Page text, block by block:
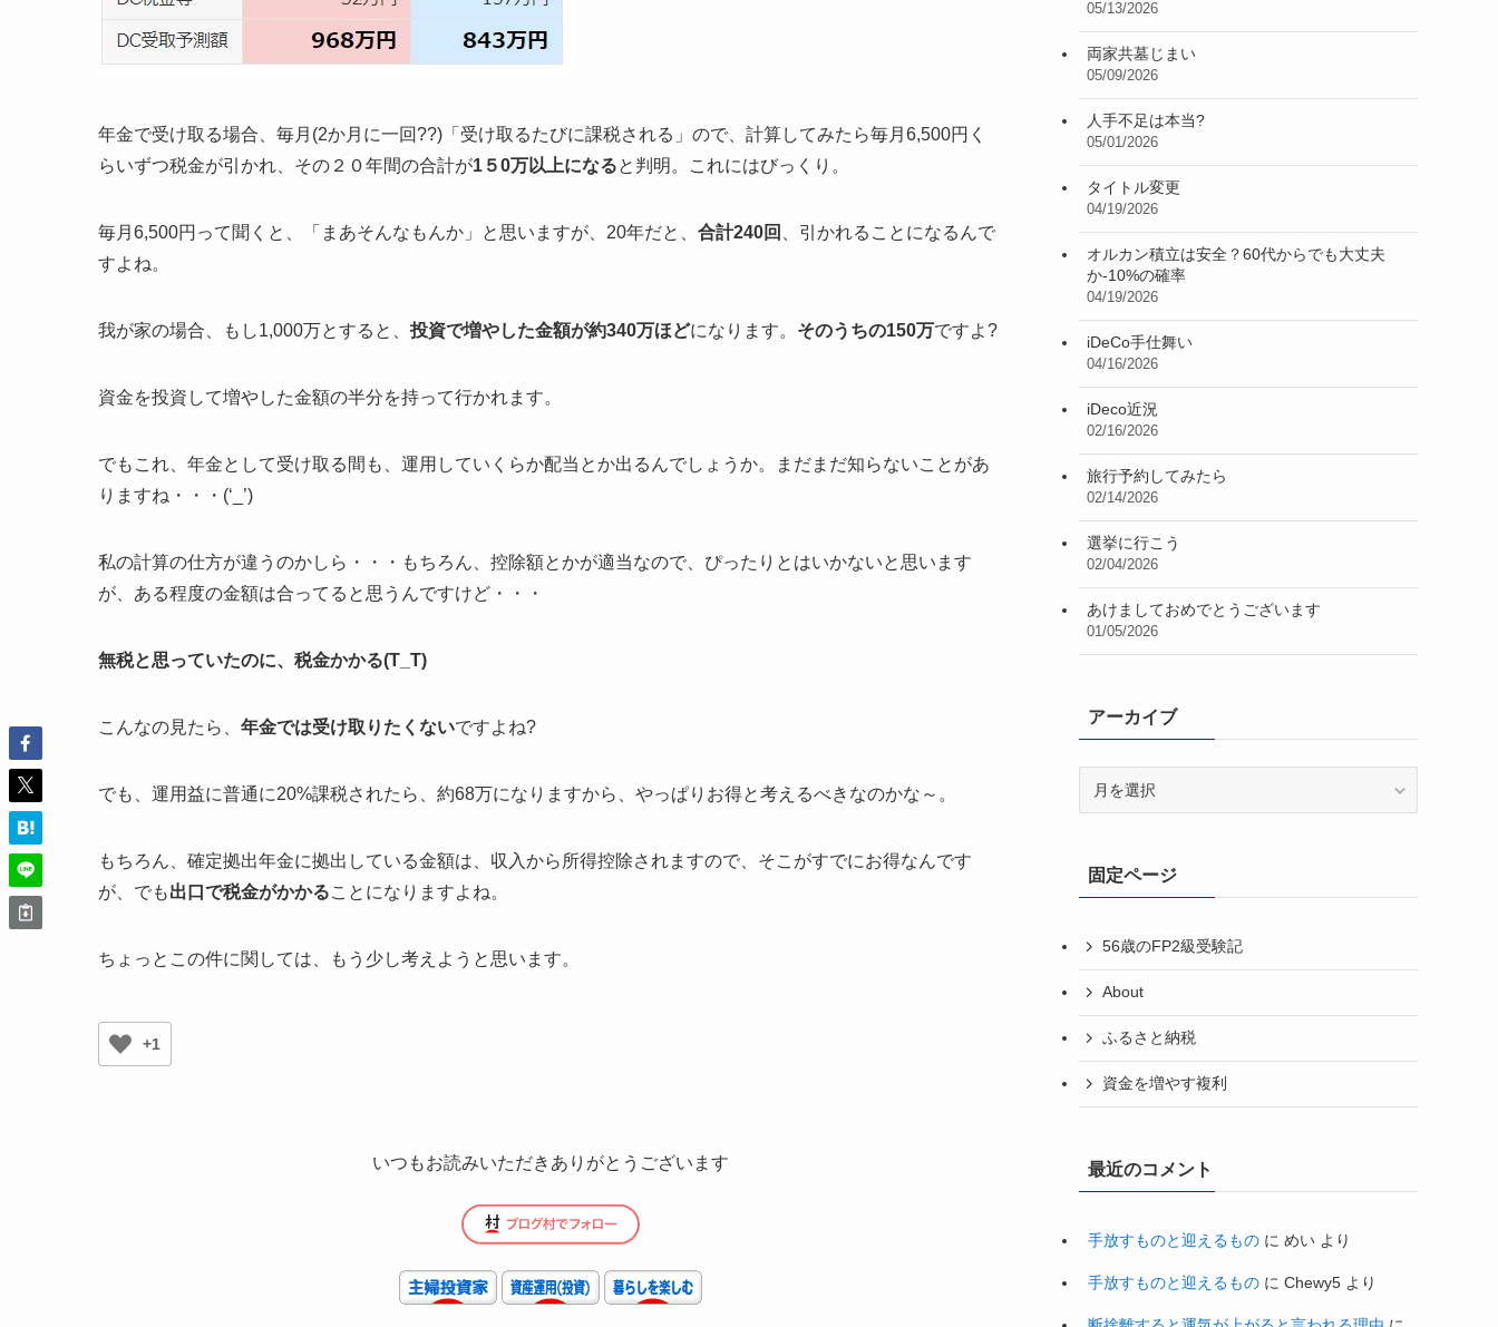
年金で受け取る場合、毎月(2か月に一回??)「受け取るたびに課税される」ので、計算してみたら毎月6,500円く
らいずつ税金が引かれ、その２０年間の合計が1５0万以上になると判明。これにはびっくり。
毎月6,500円って聞くと、「まあそんなもんか」と思いますが、20年だと、 合計240回
、引かれることになるんで
すよね。
我が家の場合、もし1,000万とすると、 投資で増やした金額が約340万ほどになります。 そのうちの150万ですよ?
資金を投資して増やした金額の半分を持って行かれます。
でもこれ、年金として受け取る間も、運用していくらか配当とか出るんでしょうか。まだまだ知らないことがあ
りますね・・・(‘_’)
私の計算の仕方が違うのかしら・・・もちろん、控除額とかが適当なので、ぴったりとはいかないと思います
が、ある程度の金額は合ってると思うんですけど・・・
無税と思っていたのに、税金かかる(T_T)
こんなの見たら、 年金では受け取りたくないですよね?
でも、運用益に普通に20%課税されたら、約68万になりますから、やっぱりお得と考えるべきなのかな～。
もちろん、確定拠出年金に拠出している金額は、収入から所得控除されますので、そこがすでにお得なんです
が、でも出口で税金がかかることになりますよね。
ちょっとこの件に関しては、もう少し考えようと思います。
+1
いつもお読みいただきありがとうございます
05/13/2026
両家共墓じまい
05/09/2026
人手不足は本当?
05/01/2026
タイトル変更
04/19/2026
オルカン積立は安全？60代からでも大丈夫
か-10%の確率
04/19/2026
iDeCo手仕舞い
04/16/2026
iDeco近況
02/16/2026
旅行予約してみたら
02/14/2026
選挙に行こう
02/04/2026
あけましておめでとうございます
01/05/2026
アーカイブ
ブ固定ページ
56歳のFP2級受験記
About
ふるさと納税
資金を増やす複利
最近のコメント
手放すものと迎えるもの に めい より
手放すものと迎えるもの に Chewy5 より